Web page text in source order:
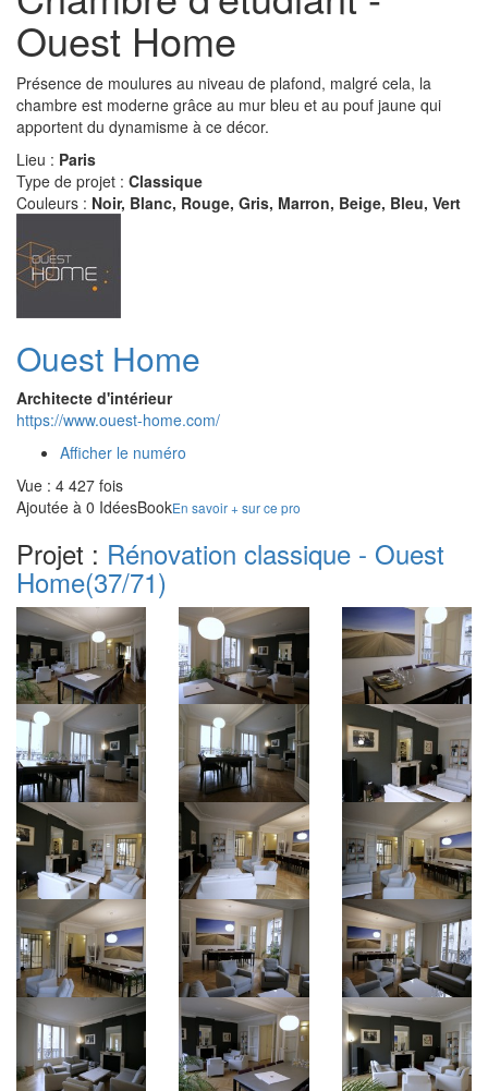
Ouest Home
Présence de moulures au niveau de plafond, malgré cela, la
chambre est moderne grâce au mur bleu et au pouf jaune qui
apportent du dynamisme à ce décor.
Lieu : Paris
Type de projet : Classique
Couleurs : Noir, Blanc, Rouge, Gris, Marron, Beige, Bleu, Vert
Ouest Home
Architecte d'intérieur
https://www.ouest-home.com/
Afficher le numéro
Vue : 4 427 fois
Ajoutée à 0 IdéesBookEn savoir + sur ce pro
Projet : Rénovation classique - Ouest
Home(37/71)